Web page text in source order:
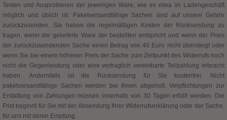
Testen und Ausprobieren der jeweiligen Ware, wie es etwa im Ladengeschäft
möglich und üblich ist. Paketversandfähige Sachen sind auf unsere Gefahr
zurückzusenden. Sie haben die regelmäßigen Kosten der Rücksendung zu
tragen, wenn die gelieferte Ware der bestellten entspricht und wenn der Preis
der zurückzusendenden Sache einen Betrag von 40 Euro nicht übersteigt oder
wenn Sie bei einem höheren Preis der Sache zum Zeitpunkt des Widerrufs noch
nicht die Gegenleistung oder eine vertraglich vereinbarte Teilzahlung erbracht
haben. Andernfalls ist die Rücksendung für Sie kostenfrei. Nicht
paketversandfähige Sachen werden bei Ihnen abgeholt. Verpflichtungen zur
Erstattung von Zahlungen müssen innerhalb von 30 Tagen erfüllt werden. Die
Frist beginnt für Sie mit der Absendung Ihrer Widerrufserklärung oder der Sache,
für uns mit deren Empfang.